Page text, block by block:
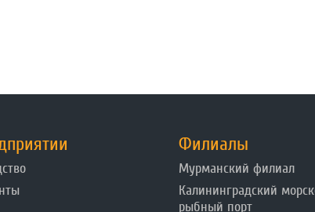
Филиалы
Мурманский филиал
Калининградский
рыбный порт